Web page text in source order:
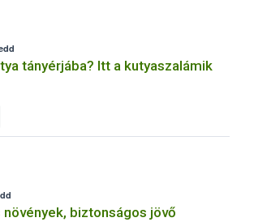
tányérjába? Itt a kutyaszalámik
biztonságos jövő